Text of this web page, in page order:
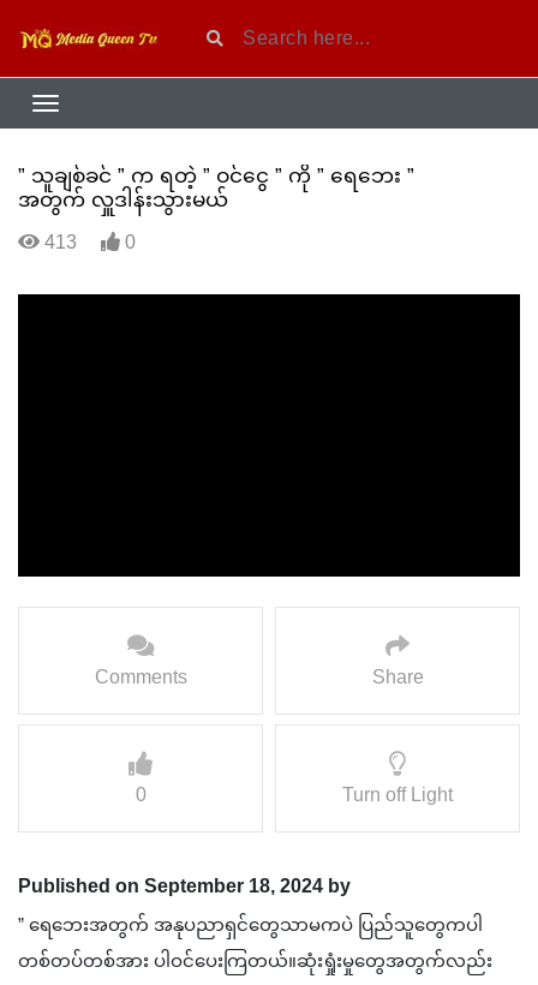
” သူချစ်ခင် ” က ရတဲ့‌ ” ဝင်‌ငွေ ” ကို ” ရေဘေး ”
အတွက် လှူဒါန်းသွားမယ်
413 0
Comments Share
0 Turn off Light
Published on September 18, 2024 by
” ရေဘေးအတွက် အနုပညာရှင်တွေသာမကပဲ ပြည်သူတွေကပါ
တစ်တပ်တစ်အား ပါဝင်ပေးကြတယ်။ဆုံးရှုံးမှုတွေအတွက်လည်း